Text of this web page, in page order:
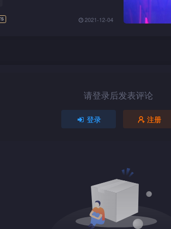
2021-12-04
请登录后发表评论
登录 注册